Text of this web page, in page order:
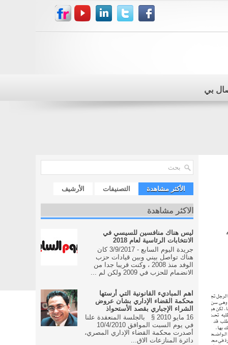
بي
الأكثر مشاهدة التصنيفات الأرشيف
الاكثر مشاهدة
ليس هناك منافسين للسيسي في
الانتخابات الرئاسية لعام 2018
جريدة اليوم السابع - 3/9/2017 كان
هناك تواصل بيني وبين قيادات حزب
الوفد منذ 2008 ، وكنت قريبا جدا من
الانضمام للحزب في 2009 ولكن لم ...
اهم المباديء القانونية التي أرستها
محكمة القضاء الإداري بشان عروض
الشراء الإجباري بقصد الأستحواذ
16 مايو 2010 § بالجلسة المنعقدة علنا
في يوم السبت الموافق 10/4/2010
أصدرت محكمة القضاء الإداري المصري،
دائرة المنازعات الاق...